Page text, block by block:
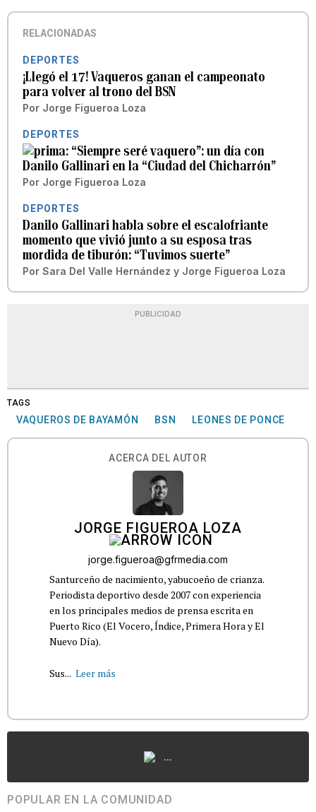
RELACIONADAS
DEPORTES
¡Llegó el 17! Vaqueros ganan el campeonato
para volver al trono del BSN
Por Jorge Figueroa Loza
DEPORTES
“Siempre seré vaquero”: un día con
Danilo Gallinari en la “Ciudad del Chicharrón”
Por Jorge Figueroa Loza
DEPORTES
Danilo Gallinari habla sobre el escalofriante
momento que vivió junto a su esposa tras
mordida de tiburón: “Tuvimos suerte”
Por Sara Del Valle Hernández y Jorge Figueroa Loza
PUBLICIDAD
TAGS
VAQUEROS DE BAYAMÓN BSN LEONES DE PONCE
ACERCA DEL AUTOR
JORGE FIGUEROA LOZA
jorge.figueroa@gfrmedia.com
Santurceño de nacimiento, yabucoeño de crianza.
Periodista deportivo desde 2007 con experiencia
en los principales medios de prensa escrita en
Puerto Rico (El Vocero, Índice, Primera Hora y El
Nuevo Día).
Sus... Leer más
...
POPULAR EN LA COMUNIDAD